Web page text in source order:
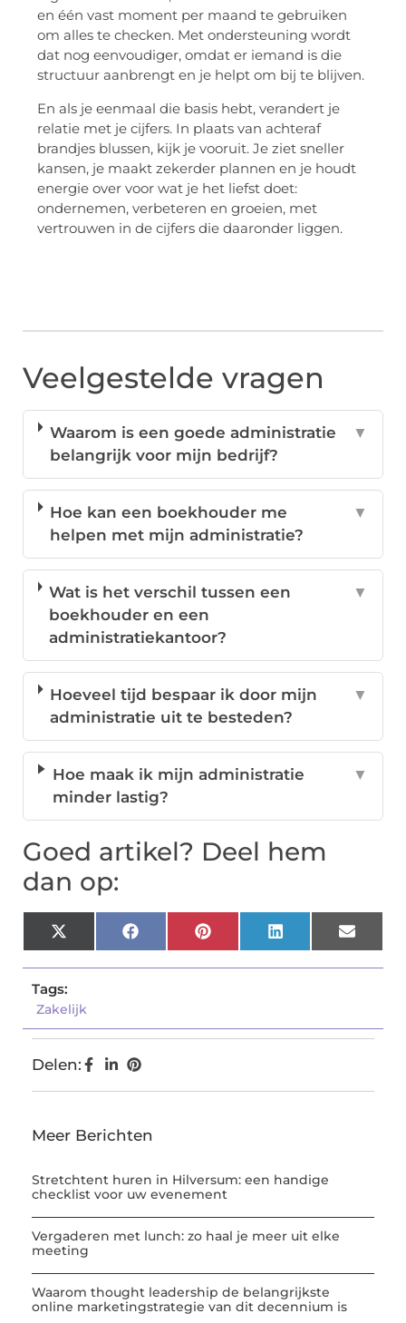
en één vast moment per maand te gebruiken
om alles te checken. Met ondersteuning wordt
dat nog eenvoudiger, omdat er iemand is die
structuur aanbrengt en je helpt om bij te blijven.
En als je eenmaal die basis hebt, verandert je
relatie met je cijfers. In plaats van achteraf
brandjes blussen, kijk je vooruit. Je ziet sneller
kansen, je maakt zekerder plannen en je houdt
energie over voor wat je het liefst doet:
ondernemen, verbeteren en groeien, met
vertrouwen in de cijfers die daaronder liggen.
Veelgestelde vragen
Waarom is een goede administratie
belangrijk voor mijn bedrijf?
▼
Hoe kan een boekhouder me
helpen met mijn administratie?
▼
Wat is het verschil tussen een
boekhouder en een
administratiekantoor?
▼
Hoeveel tijd bespaar ik door mijn
administratie uit te besteden?
▼
Hoe maak ik mijn administratie
minder lastig?
▼
Goed artikel? Deel hem
dan op:
X
(Twitter)
FacebookPinterestLinkedInEmail
Tags:
Zakelijk
Delen:
Meer Berichten
Stretchtent huren in Hilversum: een handige
checklist voor uw evenement
Vergaderen met lunch: zo haal je meer uit elke
meeting
Waarom thought leadership de belangrijkste
online marketingstrategie van dit decennium is